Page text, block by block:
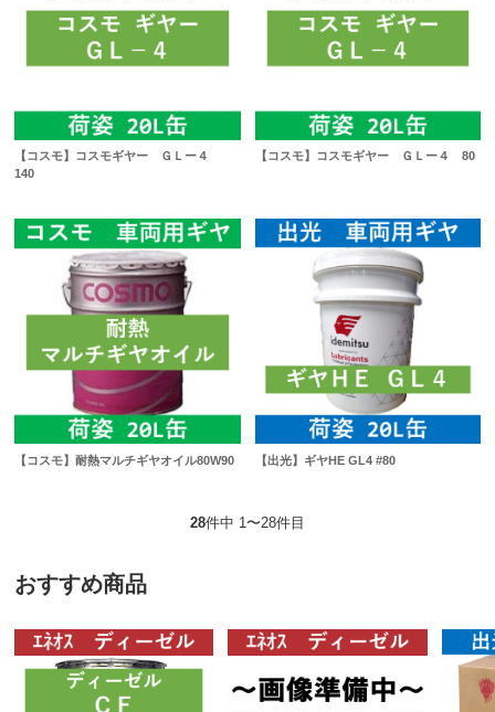
【コスモ】コスモギヤー ＧＬー４
140
【コスモ】コスモギヤー ＧＬー４ 80
【コスモ】耐熱マルチギヤオイル80W90 【出光】ギヤHE GL4 #80
28件中 1〜28件目
おすすめ商品